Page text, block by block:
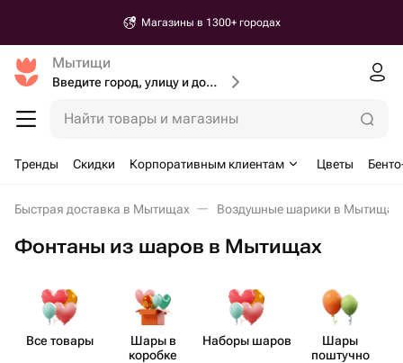
Магазины в 1300+ городах
Мытищи
Введите город, улицу и дом доставки
Найти товары и магазины
Тренды Скидки Корпоративным клиентам Цветы
Быстрая доставка в Мытищах Воздушные шарики в Мытищах
Фонтаны из шаров в Мытищах
Все товары
Шары в
коробке
Наборы шаров
Шары
поштучно